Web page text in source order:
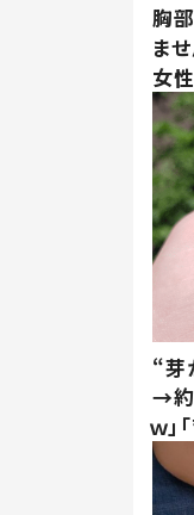
胸
ま
女
“芽
→約
ｗ」